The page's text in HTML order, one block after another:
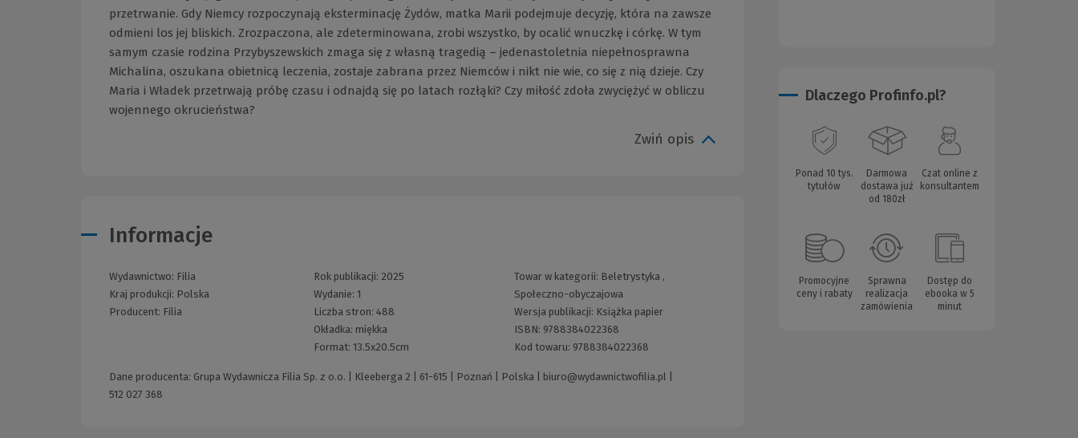
przetrwanie. Gdy Niemcy rozpoczynają eksterminację Żydów, matka Marii podejmuje decyzję, która na zawsze
odmieni los jej bliskich. Zrozpaczona, ale zdeterminowana, zrobi wszystko, by ocalić wnuczkę i córkę. W tym
samym czasie rodzina Przybyszewskich zmaga się z własną tragedią – jedenastoletnia niepełnosprawna
Michalina, oszukana obietnicą leczenia, zostaje zabrana przez Niemców i nikt nie wie, co się z nią dzieje. Czy
Maria i Władek przetrwają próbę czasu i odnajdą się po latach rozłąki? Czy miłość zdoła zwyciężyć w obliczu
wojennego okrucieństwa?
Zwiń opis
Informacje
Wydawnictwo: Filia
Kraj produkcji: Polska
Producent: Filia
Rok publikacji: 2025
Wydanie:1
Liczba stron:488
Okładka: miękka
Format:13.5x20.5cm
Towar w kategorii: Beletrystyka,
Społeczno-obyczajowa
Wersja publikacji: Książka papier
ISBN: 9788384022368
Kod towaru: 9788384022368
Dane producenta: Grupa Wydawnicza Filia Sp. z o.o. | Kleeberga 2 | 61-615 | Poznań | Polska | biuro@wydawnictwofilia.pl
512 027 368
Dlaczego Profinfo.pl?
Ponad 10 tys.
tytułów
Darmowa
dostawa już
od 180zł
Czat online z
konsultantem
Promocyjne
ceny i rabaty
Sprawna
realizacja
zamówienia
Dostęp do
ebooka w 5
minut